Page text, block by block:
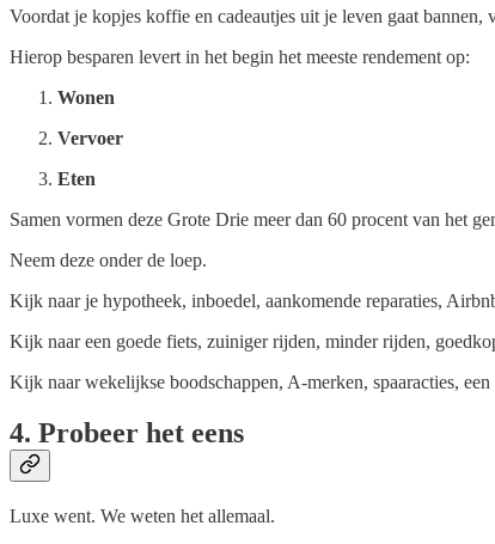
Voordat je kopjes koffie en cadeautjes uit je leven gaat
Hierop besparen levert in het begin het meeste rendement op:
Wonen
Vervoer
Eten
Samen vormen deze Grote Drie meer dan 60 procent van het
Neem deze onder de loep.
Kijk naar je hypotheek, inboedel, aankomende reparaties,
Kijk naar een goede fiets, zuiniger rijden, minder rijden,
Kijk naar wekelijkse boodschappen, A-merken, spaaracties,
4. Probeer het eens
Luxe went. We weten het allemaal.